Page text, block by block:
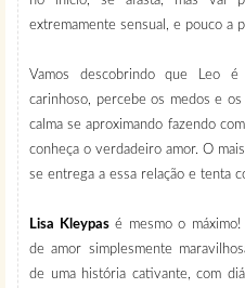
extremamente sensual, e pouco a
Vamos descobrindo que Leo
carinhoso, percebe os medos e
calma se aproximando fazendo
conheça o verdadeiro amor. O
se entrega a essa relação e tenta
Lisa Kleypasé mesmo o máximo!
de amor simplesmente
de uma história cativante, com